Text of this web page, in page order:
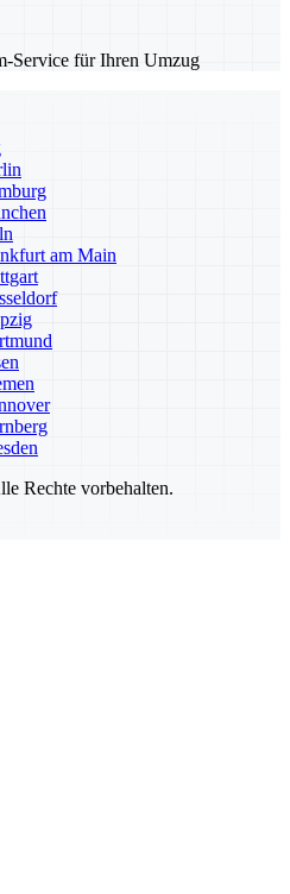
Service für Ihren Umzug
am Main
Rechte vorbehalten.